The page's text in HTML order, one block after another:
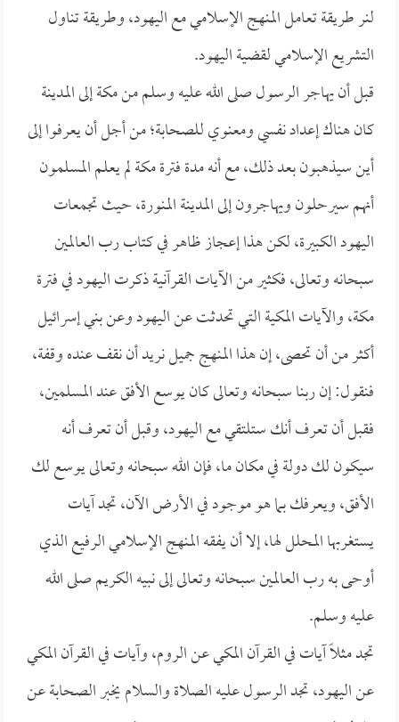
لنر طريقة تعامل المنهج الإسلامي مع اليهود، وطريقة تناول
التشريع الإسلامي لقضية اليهود.
قبل أن يهاجر الرسول صلى الله عليه وسلم من مكة إلى المدينة
كان هناك إعداد نفسي ومعنوي للصحابة؛ من أجل أن يعرفوا إلى
أين سيذهبون بعد ذلك، مع أنه مدة فترة مكة لم يعلم المسلمون
أنهم سيرحلون ويهاجرون إلى المدينة المنورة، حيث تجمعات
اليهود الكبيرة، لكن هذا إعجاز ظاهر في كتاب رب العالمين
سبحانه وتعالى، فكثير من الآيات القرآنية ذكرت اليهود في فترة
مكة، والآيات المكية التي تحدثت عن اليهود وعن بني إسرائيل
أكثر من أن تحصى، إن هذا المنهج جميل نريد أن نقف عنده وقفة،
فنقول: إن ربنا سبحانه وتعالى كان يوسع الأفق عند المسلمين،
فقبل أن تعرف أنك ستلتقي مع اليهود، وقبل أن تعرف أنه
سيكون لك دولة في مكان ما، فإن الله سبحانه وتعالى يوسع لك
الأفق، ويعرفك بما هو موجود في الأرض الآن، تجد آيات
يستغربها المحلل لها، إلا أن يفقه المنهج الإسلامي الرفيع الذي
أوحى به رب العالمين سبحانه وتعالى إلى نبيه الكريم صلى الله
عليه وسلم.
تجد مثلاً آيات في القرآن المكي عن الروم، وآيات في القرآن المكي
عن اليهود، تجد الرسول عليه الصلاة والسلام يخبر الصحابة عن